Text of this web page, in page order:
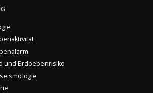
und Erdbebenrisiko